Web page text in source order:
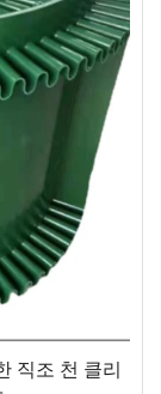
직조 천 클리